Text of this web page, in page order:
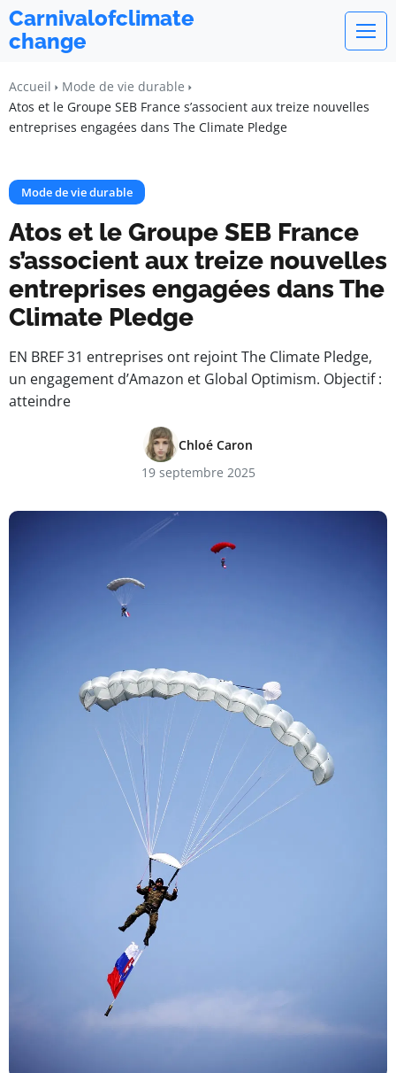
Carnivalofclimate
change
Accueil
Mode de vie durable
Atos et le Groupe SEB France s’associent aux treize nouvelles
entreprises engagées dans The Climate Pledge
Mode de vie durable
Atos et le Groupe SEB France
s’associent aux treize nouvelles
entreprises engagées dans The
Climate Pledge
EN BREF 31 entreprises ont rejoint The Climate Pledge,
un engagement d’Amazon et Global Optimism. Objectif :
atteindre
Chloé Caron
19 septembre 2025